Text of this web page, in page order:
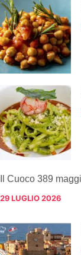
Il Cuoco 389
29 LUGLIO 2026